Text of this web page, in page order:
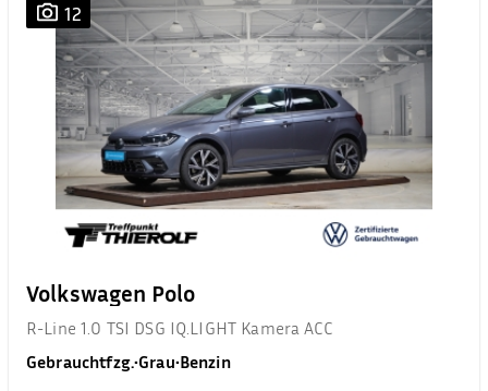
12
Volkswagen Polo
R-Line 1.0 TSI DSG IQ.LIGHT Kamera ACC
Gebrauchtfzg.•Grau•Benzin